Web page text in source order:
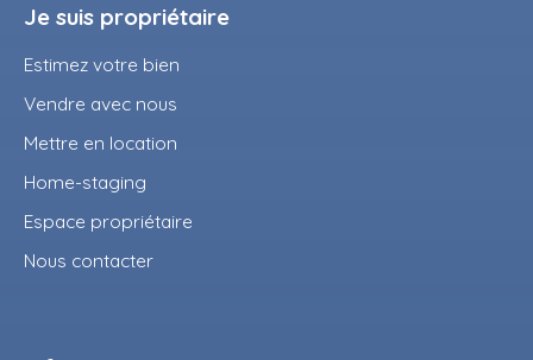
Je suis propriétaire
Estimez votre bien
Vendre avec nous
Mettre en location
Home-staging
Espace propriétaire
Nous contacter